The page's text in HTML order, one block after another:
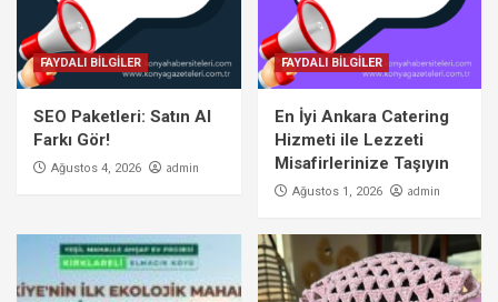
FAYDALI BİLGİLER
SEO Paketleri: Satın Al
Farkı Gör!
Ağustos 4, 2026 admin
FAYDALI BİLGİLER
En İyi Ankara Catering
Hizmeti ile Lezzeti
Misafirlerinize Taşıyın
Ağustos 1, 2026 admin